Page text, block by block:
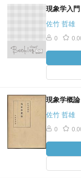
現象学入
佐竹 哲雄
0
現象学概
佐竹 哲雄
0